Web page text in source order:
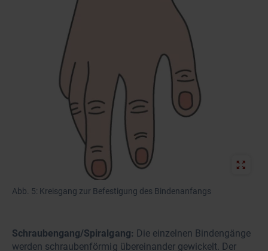
Abb. 5: Kreisgang zur Befestigung des Bindenanfangs
Schraubengang/Spiralgang: Die einzelnen Bindengänge
werden schraubenförmig übereinander gewickelt. Der